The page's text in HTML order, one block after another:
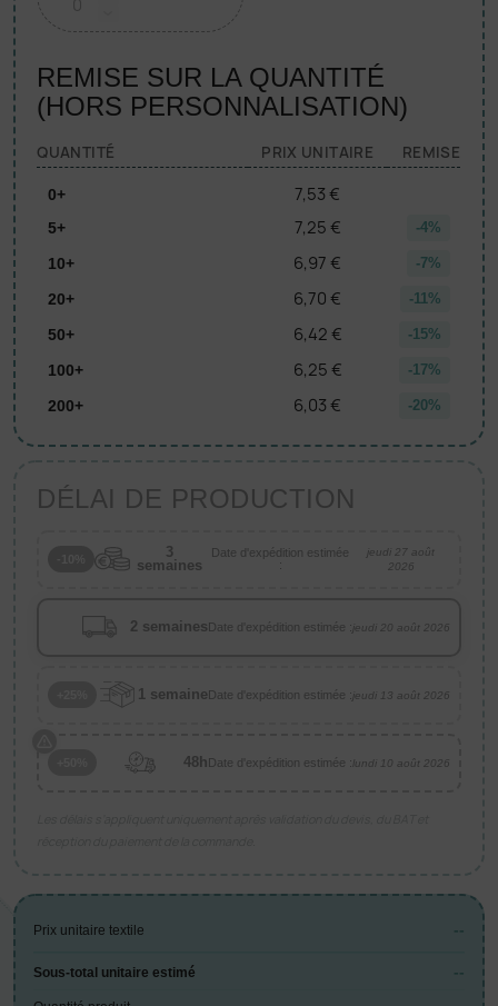
REMISE SUR LA QUANTITÉ
(HORS PERSONNALISATION)
QUANTITÉ PRIX UNITAIRE REMISE
0+ 7,53 €
5+ 7,25 € -4%
10+ 6,97 € -7%
20+ 6,70 € -11%
50+ 6,42 € -15%
100+ 6,25 € -17%
200+ 6,03 € -20%
DÉLAI DE PRODUCTION
3
semaines
Date d'expédition estimée
:
jeudi 27 août
2026
2 semainesDate d'expédition estimée :jeudi 20 août 2026
1 semaineDate d'expédition estimée :jeudi 13 août 2026
48hDate d'expédition estimée :lundi 10 août 2026
Prix unitaire textile --
Sous-total unitaire estimé --